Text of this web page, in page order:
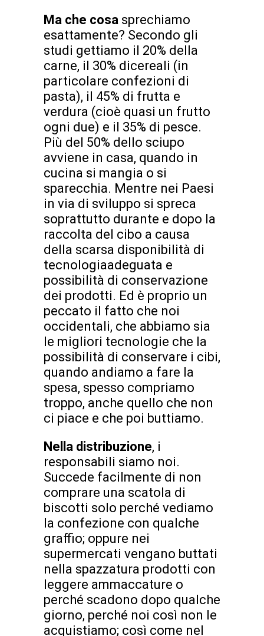
Ma che cosa sprechiamo
esattamente? Secondo gli
studi gettiamo il 20% della
carne, il 30% dicereali (in
particolare confezioni di
pasta), il 45% di frutta e
verdura (cioè quasi un frutto
ogni due) e il 35% di pesce.
Più del 50% dello sciupo
avviene in casa, quando in
cucina si mangia o si
sparecchia. Mentre nei Paesi
in via di sviluppo si spreca
soprattutto durante e dopo la
raccolta del cibo a causa
della scarsa disponibilità di
tecnologiaadeguata e
possibilità di conservazione
dei prodotti. Ed è proprio un
peccato il fatto che noi
occidentali, che abbiamo sia
le migliori tecnologie che la
possibilità di conservare i cibi,
quando andiamo a fare la
spesa, spesso compriamo
troppo, anche quello che non
ci piace e che poi buttiamo.
Nella distribuzione, i
responsabili siamo noi.
Succede facilmente di non
comprare una scatola di
biscotti solo perché vediamo
la confezione con qualche
graffio; oppure nei
supermercati vengano buttati
nella spazzatura prodotti con
leggere ammaccature o
perché scadono dopo qualche
giorno, perché noi così non le
acquistiamo; così come nel